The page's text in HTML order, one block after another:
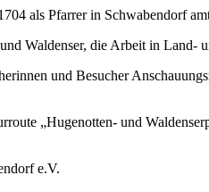
als Pfarrer in Schwabendorf
Waldenser, die Arbeit in
und Besucher
„Hugenotten- und
e.V.